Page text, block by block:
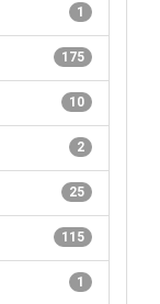
1
175
10
2
25
115
1